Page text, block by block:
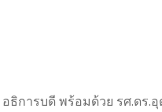
ธิการบดี พร้อมด้วย รศ.ดร.